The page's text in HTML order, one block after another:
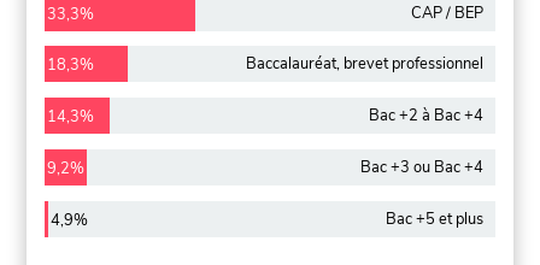
33,3% CAP / BEP
18,3% Baccalauréat, brevet professionnel
14,3% Bac +2 à Bac +4
9,2% Bac +3 ou Bac +4
4,9% Bac +5 et plus